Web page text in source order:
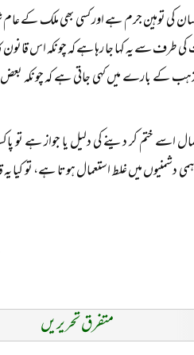
کی توہین جرم ہے اور کسی بھی ملک کے
سے یہ کہا جا رہا ہے کہ چونکہ اس قانون
کے بارے میں کہی جاتی ہے کہ چونکہ
اسے ختم کر دینے کی دلیل یا جواز ہے
کا بھی عام طور پر باہمی دشمنیوں میں غلط استعمال
متفرق تحریریں